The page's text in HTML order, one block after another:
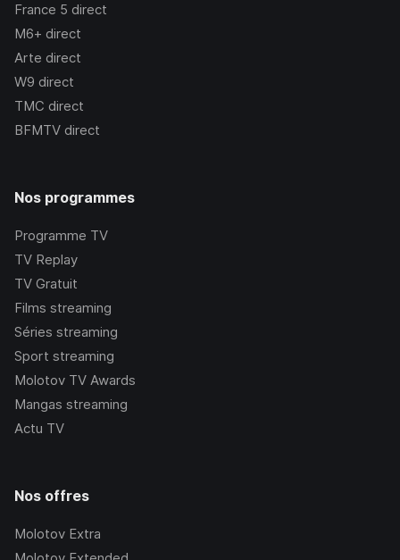
France 5 direct
M6+ direct
Arte direct
W9 direct
TMC direct
BFMTV direct
Nos programmes
Programme TV
TV Replay
TV Gratuit
Films streaming
Séries streaming
Sport streaming
Molotov TV Awards
Mangas streaming
Actu TV
Nos offres
Molotov Extra